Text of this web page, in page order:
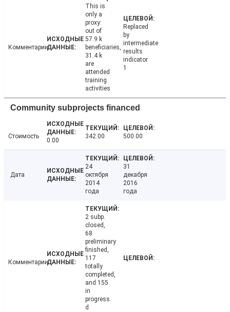
Комментарии
This is
only a
proxy:
out of
57.9 k
beneficiaries,
31.4 k
are
attended
training
activities
Replaced
by
intermediate
results
indicator
1
Community subprojects financed
Стоимость
0.00
342.00 500.00
Дата
24
октября
2014
года
31
декабря
2016
года
Комментарии
2 subp.
closed,
68
preliminary
finished,
117
totally
completed,
and 155
in
progress.
d